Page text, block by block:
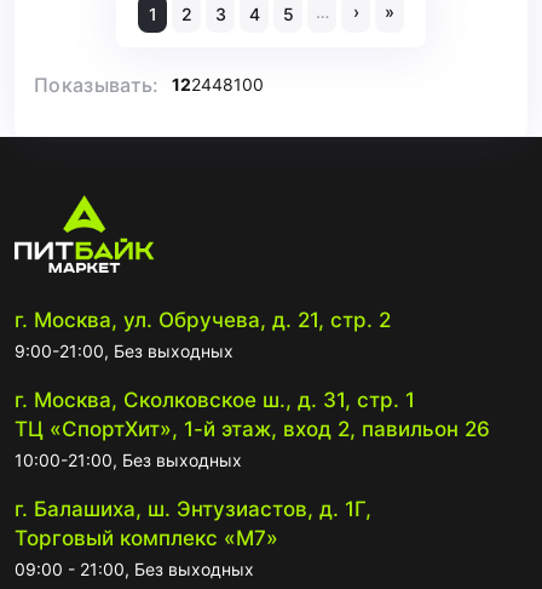
1 2 3 4 5 … › »
Показывать: 122448100
г. Москва, ул. Обручева, д. 21, стр. 2
9:00-21:00, Без выходных
г. Москва, Сколковское ш., д. 31, стр. 1
ТЦ «СпортХит», 1-й этаж, вход 2, павильон 26
10:00-21:00, Без выходных
г. Балашиха, ш. Энтузиастов, д. 1Г,
Торговый комплекс «М7»
09:00 - 21:00, Без выходных